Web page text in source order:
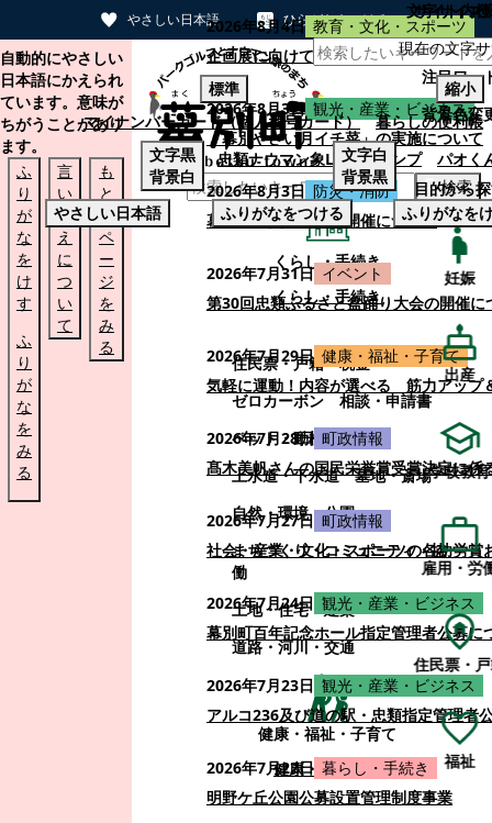
やさしい日本語 ひらがなをつける
本文へスキップする
自動的にやさしい
日本語にかえられ
ています。意味が
ちがうことがあり
ます。
ふ
り
が
な
を
け
す
ふ
り
が
な
を
み
る
言
い
替
え
に
つ
い
て
も
と
の
ペ
ー
ジ
を
み
る
検索
くらし・手続き
くらし・手続き
住民票・戸籍
税金
ゼロカーボン
相談・申請書
ペット・動植物
ごみ
上水道・下水道
墓地・斎場
自然・環境・公園
まちづくり・コミュニティ・協
働
土地・住宅・建築
道路・河川・交通
健康・福祉・子育て
健康・福祉・子育て
2026年8月4日 教育・文化・スポーツ
企画展に向けて：安東ウメ子さんとの思
2026年8月3日 観光・産業・ビジネス
「幕別やさい月イチ菜」の実施について
2026年8月3日 防災・消防
幕別町防災フェアの開催について
2026年7月31日 イベント
第30回忠類ふるさと盆踊り大会の開催に
2026年7月29日 健康・福祉・子育て
気軽に運動！内容が選べる 筋力アップ
2026年7月28日 町政情報
髙木美帆さんの国民栄誉賞受賞決定に係
2026年7月27日 町政情報
社会・産業・文化・スポーツの各功労
2026年7月24日 観光・産業・ビジネス
幕別町百年記念ホール指定管理者公募に
2026年7月23日 観光・産業・ビジネス
アルコ236及び道の駅・忠類指定管理者
2026年7月22日 暮らし・手続き
明野ケ丘公園公募設置管理制度事業
サイト内
注目ワー
マイナンバーカード（個人番号カード）
暮らしの便利帳
忠類ナウマン象LINEスタンプ
パオく
目的から
妊娠
出産
学校教育
雇用・労
住民票・
福祉
文字サイズ
現在の文字
標準
縮小
背景色変
文字黒
背景白
文字白
背景黒
やさしい日本語
ふりがなをつける ふりがなを